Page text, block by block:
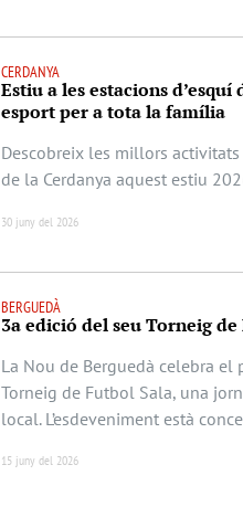
CERDANYA
Estiu a les estacions
esport per a tota la família
Descobreix les millors
de la Cerdanya aquest estiu
30 juny del 2026
BERGUEDÀ
3a edició del seu Torneig de
La Nou de Berguedà celebra
Torneig de Futbol Sala, una
local. L’esdeveniment està
15 juny del 2026